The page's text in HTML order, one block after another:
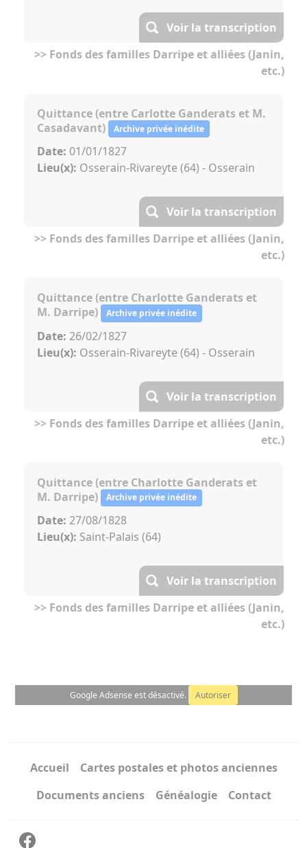
Voir la transcription
>> Fonds des familles Darripe et alliées (Janin,
etc.)
Quittance (entre Carlotte Ganderats et M.
Casadavant)
Archive privée inédite
Date: 01/01/1827
Lieu(x): Osserain-Rivareyte (64) - Osserain
Voir la transcription
>> Fonds des familles Darripe et alliées (Janin,
etc.)
Quittance (entre Charlotte Ganderats et
M. Darripe)
Archive privée inédite
Date: 26/02/1827
Lieu(x): Osserain-Rivareyte (64) - Osserain
Voir la transcription
>> Fonds des familles Darripe et alliées (Janin,
etc.)
Quittance (entre Charlotte Ganderats et
M. Darripe)
Archive privée inédite
Date: 27/08/1828
Lieu(x): Saint-Palais (64)
Voir la transcription
>> Fonds des familles Darripe et alliées (Janin,
etc.)
Google Adsense est désactivé. Autoriser
Accueil
Cartes postales et photos anciennes
Documents anciens
Généalogie Contact